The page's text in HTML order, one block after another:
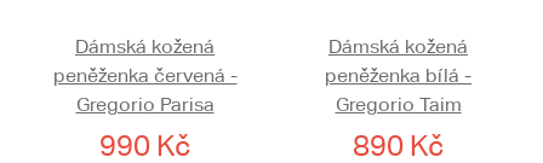
Dámská kožená
peněženka červená -
Gregorio Parisa
990 Kč
Dámská kožená
peněženka bílá -
Gregorio Taim
890 Kč